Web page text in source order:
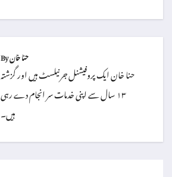
Byحنا خان
حنا خان ایک پروفیشنل جرنیلسٹ ہیں اور گزشتہ
۱۳ سال سے اپنی خدمات سر انجام دے رہی
ہیں۔